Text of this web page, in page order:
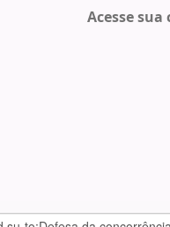
Acesse sua